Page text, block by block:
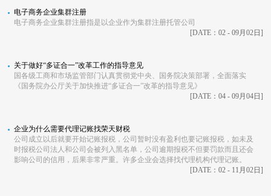
电子商务企业集群注册
电子商务企业集群注册指是以企业作为集群注册托管公司
[DATE：02 - 09月02日]
关于做好“多证合一”改革工作的指导意见
国各级工商和市场监管部门认真贯彻党中央、国务院决策部署，全面落实
《国务院办公厅关于加快推进“多证合一”改革的指导意见》
[DATE：04 - 09月04日]
企业为什么需要代理记账找荣天财税
公司成立以后就要开始记账报税，公司暂时没有盈利也要记账报税，如未及
时报税公司法人和公司会被列入黑名单，公司逾期报税不但要罚款而且还会
影响公司的信用，后果非常严重。许多企业会选择找代理机构代理记账。
[DATE：02 - 11月02日]